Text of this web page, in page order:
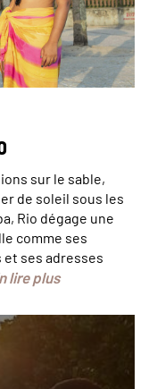
sur le sable,
de soleil sous les
Rio dégage une
comme ses
ses adresses
lire plus